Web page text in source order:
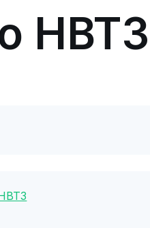
HBT3